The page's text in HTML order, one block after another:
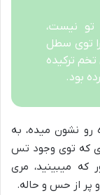
نیست،
توی سطل
ترکیده
بود.
رو نشون میده، به
که توی وجود تس
که میبینید، مری
پر از حس و حاله.